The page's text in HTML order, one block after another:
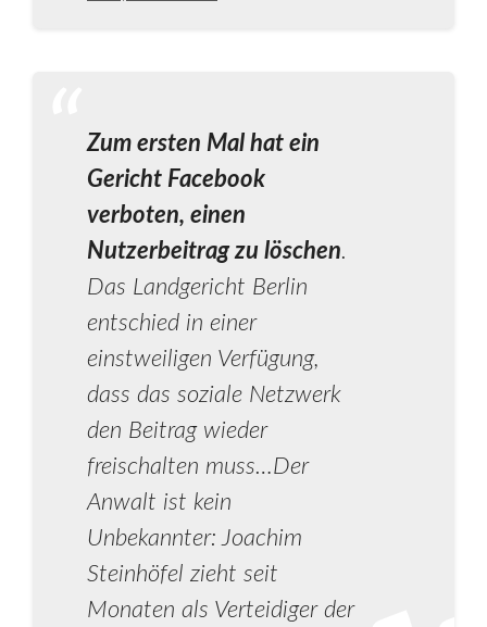
Zum ersten Mal hat ein
Gericht Facebook
verboten, einen
Nutzerbeitrag zu löschen.
Das Landgericht Berlin
entschied in einer
einstweiligen Verfügung,
dass das soziale Netzwerk
den Beitrag wieder
freischalten muss…Der
Anwalt ist kein
Unbekannter: Joachim
Steinhöfel zieht seit
Monaten als Verteidiger der